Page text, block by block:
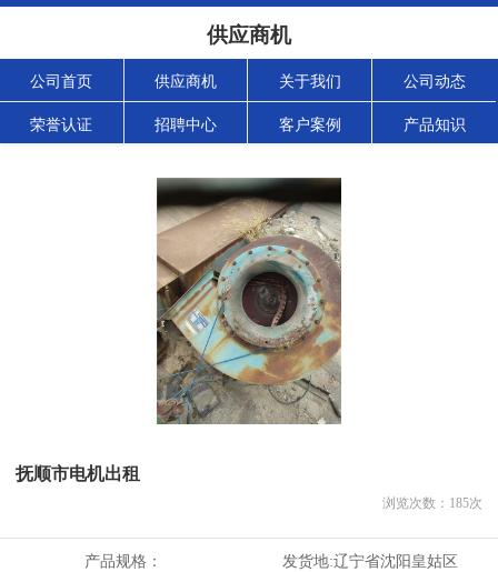
供应商机
公司首页 供应商机 关于我们 公司动态
荣誉认证 招聘中心 客户案例 产品知识
抚顺市电机出租
浏览次数： 185次
产品规格： 发货地:辽宁省沈阳皇姑区